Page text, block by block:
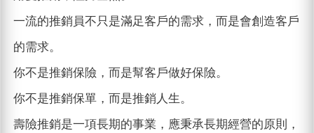
一流的推銷員不只是滿足客戶的需求，而是會創造客戶
的需求。
你不是推銷保險，而是幫客戶做好保險。
你不是推銷保單，而是推銷人生。
壽險推銷是一項長期的事業，應秉承長期經營的原則，